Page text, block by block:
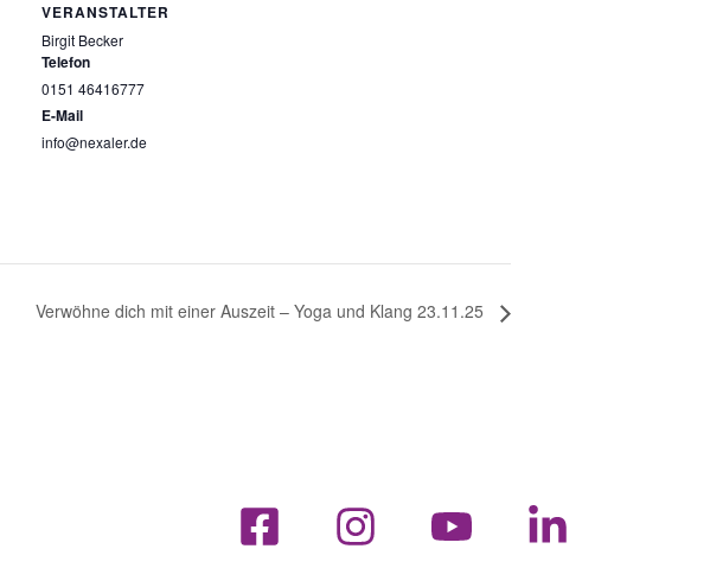
VERANSTALTER
Birgit Becker
Telefon
0151 46416777
E-Mail
info@nexaler.de
Verwöhne dich mit einer Auszeit – Yoga und Klang 23.11.25